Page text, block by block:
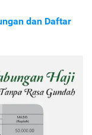
dan Daftar